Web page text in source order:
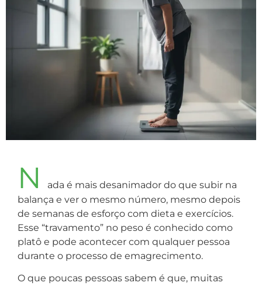
N
ada é mais desanimador do que subir na
balança e ver o mesmo número, mesmo depois
de semanas de esforço com dieta e exercícios.
Esse “travamento” no peso é conhecido como
platô e pode acontecer com qualquer pessoa
durante o processo de emagrecimento.
O que poucas pessoas sabem é que, muitas